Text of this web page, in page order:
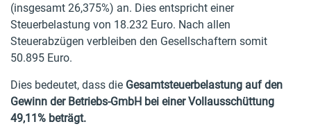
(insgesamt 26,375%) an. Dies entspricht einer
Steuerbelastung von 18.232 Euro. Nach allen
Steuerabzügen verbleiben den Gesellschaftern somit
50.895 Euro.
Dies bedeutet, dass die Gesamtsteuerbelastung auf den
Gewinn der Betriebs-GmbH bei einer Vollausschüttung
49,11% beträgt.